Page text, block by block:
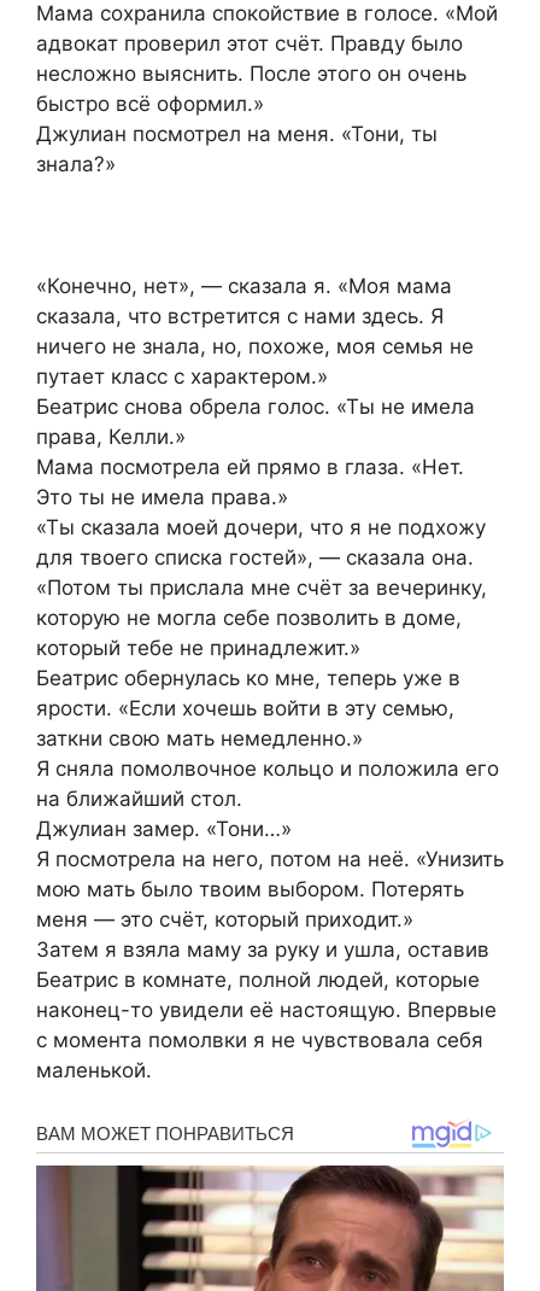
Мама сохранила спокойствие в голосе. «Мой
адвокат проверил этот счёт. Правду было
несложно выяснить. После этого он очень
быстро всё оформил.»
Джулиан посмотрел на меня. «Тони, ты
знала?»
«Конечно, нет», — сказала я. «Моя мама
сказала, что встретится с нами здесь. Я
ничего не знала, но, похоже, моя семья не
путает класс с характером.»
Беатрис снова обрела голос. «Ты не имела
права, Келли.»
Мама посмотрела ей прямо в глаза. «Нет.
Это ты не имела права.»
«Ты сказала моей дочери, что я не подхожу
для твоего списка гостей», — сказала она.
«Потом ты прислала мне счёт за вечеринку,
которую не могла себе позволить в доме,
который тебе не принадлежит.»
Беатрис обернулась ко мне, теперь уже в
ярости. «Если хочешь войти в эту семью,
заткни свою мать немедленно.»
Я сняла помолвочное кольцо и положила его
на ближайший стол.
Джулиан замер. «Тони…»
Я посмотрела на него, потом на неё. «Унизить
мою мать было твоим выбором. Потерять
меня — это счёт, который приходит.»
Затем я взяла маму за руку и ушла, оставив
Беатрис в комнате, полной людей, которые
наконец-то увидели её настоящую. Впервые
с момента помолвки я не чувствовала себя
маленькой.